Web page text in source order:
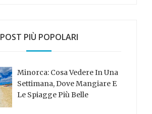
POST PIÙ POPOLARI
Minorca: Cosa Vedere In Una
Settimana, Dove Mangiare E
Le Spiagge Più Belle